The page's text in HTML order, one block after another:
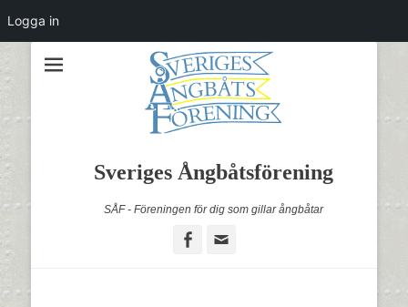
Sveriges Ångbåtsförening
SÅF - Föreningen för dig som gillar ångbåtar
Facebook
Logga in